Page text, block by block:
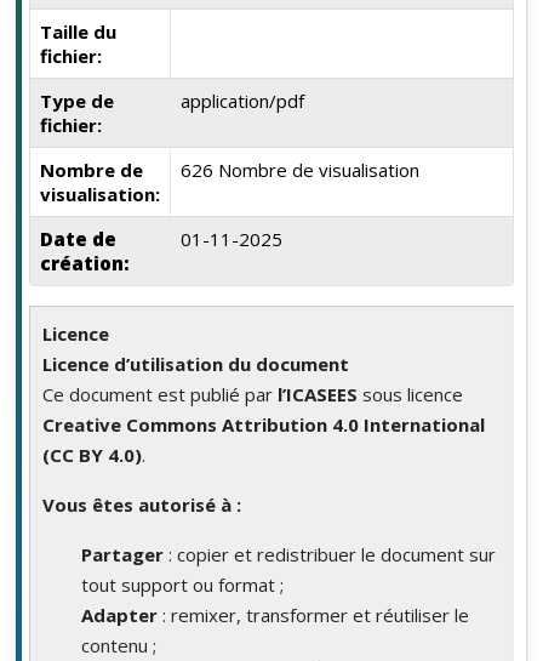
Taille du
fichier:
Type de
fichier:
application/pdf
Nombre de
visualisation:
626 Nombre de visualisation
Date de
création:
01-11-2025
Licence
Licence d’utilisation du document
Ce document est publié par l’ICASEES sous licence
Creative Commons Attribution 4.0 International
(CC BY 4.0).
Vous êtes autorisé à :
Partager : copier et redistribuer le document sur
tout support ou format ;
Adapter : remixer, transformer et réutiliser le
contenu ;